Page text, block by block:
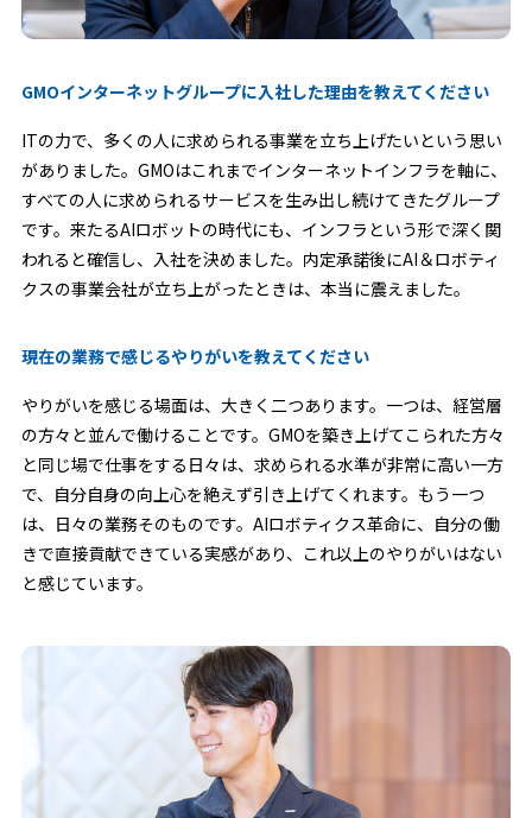
GMOインターネットグループに入社した理由を教えてください
ITの力で、多くの人に求められる事業を立ち上げたいという思い
がありました。GMOはこれまでインターネットインフラを軸に、
すべての人に求められるサービスを生み出し続けてきたグループ
です。来たるAIロボットの時代にも、インフラという形で深く関
われると確信し、入社を決めました。内定承諾後にAI＆ロボティ
クスの事業会社が立ち上がったときは、本当に震えました。
現在の業務で感じるやりがいを教えてください
やりがいを感じる場面は、大きく二つあります。一つは、経営層
の方々と並んで働けることです。GMOを築き上げてこられた方々
と同じ場で仕事をする日々は、求められる水準が非常に高い一方
で、自分自身の向上心を絶えず引き上げてくれます。もう一つ
は、日々の業務そのものです。AIロボティクス革命に、自分の働
きで直接貢献できている実感があり、これ以上のやりがいはない
と感じています。